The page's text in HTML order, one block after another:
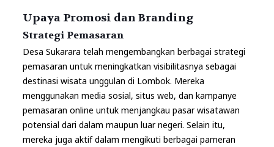
Upaya Promosi dan Branding
Strategi Pemasaran
Desa Sukarara telah mengembangkan berbagai strategi
pemasaran untuk meningkatkan visibilitasnya sebagai
destinasi wisata unggulan di Lombok. Mereka
menggunakan media sosial, situs web, dan kampanye
pemasaran online untuk menjangkau pasar wisatawan
potensial dari dalam maupun luar negeri. Selain itu,
mereka juga aktif dalam mengikuti berbagai pameran